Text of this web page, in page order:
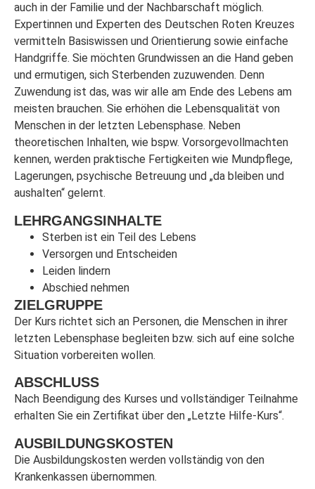
auch in der Familie und der Nachbarschaft möglich.
Expertinnen und Experten des Deutschen Roten Kreuzes
vermitteln Basiswissen und Orientierung sowie einfache
Handgriffe. Sie möchten Grundwissen an die Hand geben
und ermutigen, sich Sterbenden zuzuwenden. Denn
Zuwendung ist das, was wir alle am Ende des Lebens am
meisten brauchen. Sie erhöhen die Lebensqualität von
Menschen in der letzten Lebensphase. Neben
theoretischen Inhalten, wie bspw. Vorsorgevollmachten
kennen, werden praktische Fertigkeiten wie Mundpflege,
Lagerungen, psychische Betreuung und „da bleiben und
aushalten“ gelernt.
LEHRGANGSINHALTE
Sterben ist ein Teil des Lebens
Versorgen und Entscheiden
Leiden lindern
Abschied nehmen
ZIELGRUPPE
Der Kurs richtet sich an Personen, die Menschen in ihrer
letzten Lebensphase begleiten bzw. sich auf eine solche
Situation vorbereiten wollen.
ABSCHLUSS
Nach Beendigung des Kurses und vollständiger Teilnahme
erhalten Sie ein Zertifikat über den „Letzte Hilfe-Kurs“.
AUSBILDUNGSKOSTEN
Die Ausbildungskosten werden vollständig von den
Krankenkassen übernommen.